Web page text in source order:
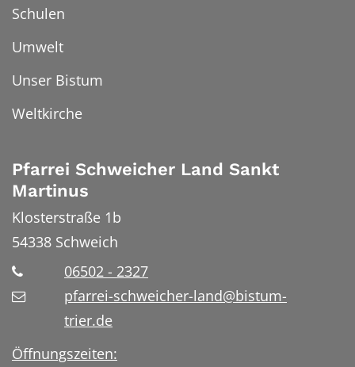
Schulen
Umwelt
Unser Bistum
Weltkirche
Pfarrei Schweicher Land Sankt
Martinus
Klosterstraße 1b
54338 Schweich
06502 - 2327
pfarrei-schweicher-land@bistum-
trier.de
Öffnungszeiten: